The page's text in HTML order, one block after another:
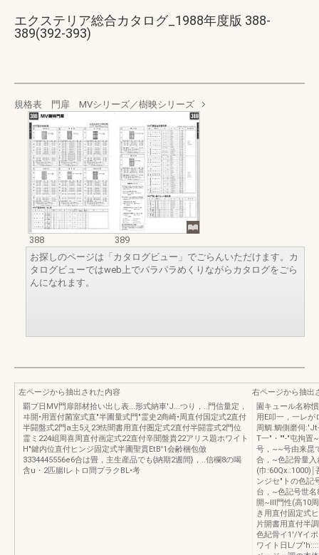
エクステリア総合カタログ_1988年度版 388-
389(392-393)
規格表 門扉 MVシリーズ／樹映シリーズ
388
389
お探しのページは「カタログビュー」でごらんいただけます。カ
タログビューではweb上でパラパラめくりながらカタログをごら
んになれます。
左ページから抽出された内容
覇プ日MV門扉部材拾い出し表...形式納車'J...つり，..門信量定，
ヰ開•用置付菌室式直"半圃量式門"霊史2商崎•周直付国定式2直付
半闘盤式2門a主5え23怯聞書用直付圏定式2直付半闘霊式2門位
霊ミ224岨周喜周直付画定式22直付辛聞盤貴22アリス題ホワイト
H"鍵内位直付ヒンジ固定式半圃聖貫EtB'1会齢梱包倣
3334445556e6合は畳，主生産品でも{納期2週間}，..信欄8の喝
含u・2匹腸lレトロ間プラクBL•考
右ページから抽出
園キュール名称
用E叩一，一レ
周鯛.鯛側磨伺
T一"・""-"屯拘置
号，~~号由来昆
合，~色記骨量入
(巾:60Qx.:1000)￨
ンジセ"トの色記
台，~色記号世
開~Ill門性(高10
き用直付固定式
片開書用直付半
色紀骨イ1'/Yイ
ワイト日L/ブ